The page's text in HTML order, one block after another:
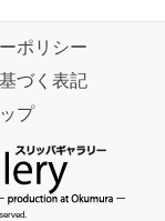
ポリシー
づく表記
プ